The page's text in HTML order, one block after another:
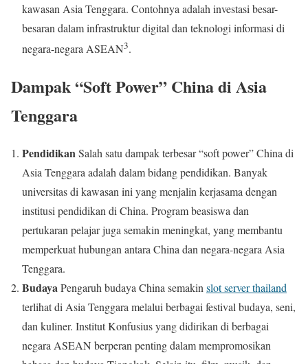
kawasan Asia Tenggara. Contohnya adalah investasi besar-
besaran dalam infrastruktur digital dan teknologi informasi di
negara-negara ASEAN3.
Dampak “Soft Power” China di Asia
Tenggara
PendidikanSalah satu dampak terbesar “soft power” China di
Asia Tenggara adalah dalam bidang pendidikan. Banyak
universitas di kawasan ini yang menjalin kerjasama dengan
institusi pendidikan di China. Program beasiswa dan
pertukaran pelajar juga semakin meningkat, yang membantu
memperkuat hubungan antara China dan negara-negara Asia
Tenggara.
BudayaPengaruh budaya China semakin slot server thailand
terlihat di Asia Tenggara melalui berbagai festival budaya, seni,
dan kuliner. Institut Konfusius yang didirikan di berbagai
negara ASEAN berperan penting dalam mempromosikan